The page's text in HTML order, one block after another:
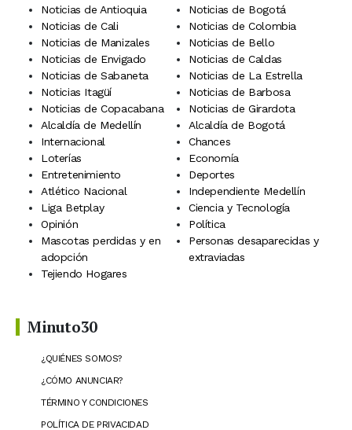
Noticias de Antioquia
Noticias de Bogotá
Noticias de Cali
Noticias de Colombia
Noticias de Manizales
Noticias de Bello
Noticias de Envigado
Noticias de Caldas
Noticias de Sabaneta
Noticias de La Estrella
Noticias Itagüí
Noticias de Barbosa
Noticias de Copacabana
Noticias de Girardota
Alcaldía de Medellín
Alcaldía de Bogotá
Internacional
Chances
Loterías
Economía
Entretenimiento
Deportes
Atlético Nacional
Independiente Medellín
Liga Betplay
Ciencia y Tecnología
Opinión
Política
Mascotas perdidas y en
adopción
Personas desaparecidas y
extraviadas
Tejiendo Hogares
Minuto30
¿QUIÉNES SOMOS?
¿CÓMO ANUNCIAR?
TÉRMINO Y CONDICIONES
POLÍTICA DE PRIVACIDAD